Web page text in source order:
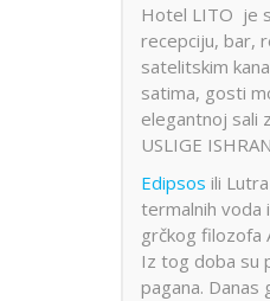
Hotel LITO je
recepciju, bar,
satelitskim
satima, gosti
elegantnoj sali
USLIGE
Edipsos ili
termalnih voda
grčkog filozofa
Iz tog doba su
pagana.